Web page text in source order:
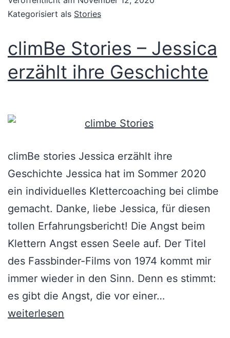
Kategorisiert als Stories
climBe Stories – Jessica
erzählt ihre Geschichte
climBe stories Jessica erzählt ihre
Geschichte Jessica hat im Sommer 2020
ein individuelles Klettercoaching bei climbe
gemacht. Danke, liebe Jessica, für diesen
tollen Erfahrungsbericht! Die Angst beim
Klettern Angst essen Seele auf. Der Titel
des Fassbinder-Films von 1974 kommt mir
immer wieder in den Sinn. Denn es stimmt:
es gibt die Angst, die vor einer…
weiterlesen